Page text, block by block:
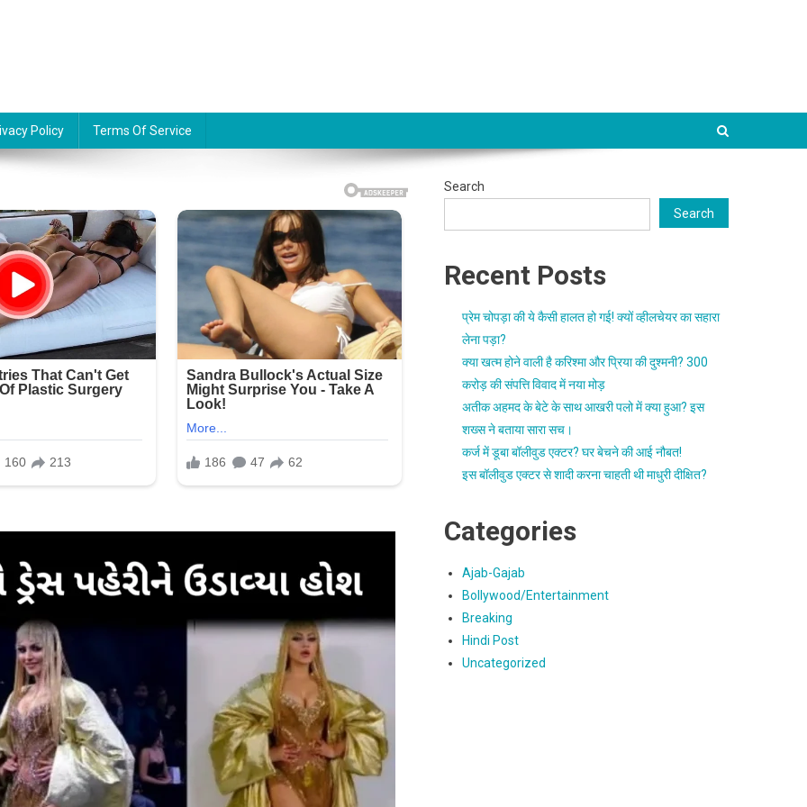
Policy Terms Of Service
Search
Search
Recent Posts
प्रेम चोपड़ा की ये कैसी हालत हो गई! क्यों व्हीलचेयर का सहारा
लेना पड़ा?
क्या खत्म होने वाली है करिश्मा और प्रिया की दुश्मनी? 300
करोड़ की संपत्ति विवाद में नया मोड़
अतीक अहमद के बेटे के साथ आखरी पलो में क्या हुआ? इस
शख्स ने बताया सारा सच।
कर्ज में डूबा बॉलीवुड एक्टर? घर बेचने की आई नौबत!
इस बॉलीवुड एक्टर से शादी करना चाहती थी माधुरी दीक्षित?
Categories
Ajab-Gajab
Bollywood/Entertainment
Breaking
Hindi Post
Uncategorized